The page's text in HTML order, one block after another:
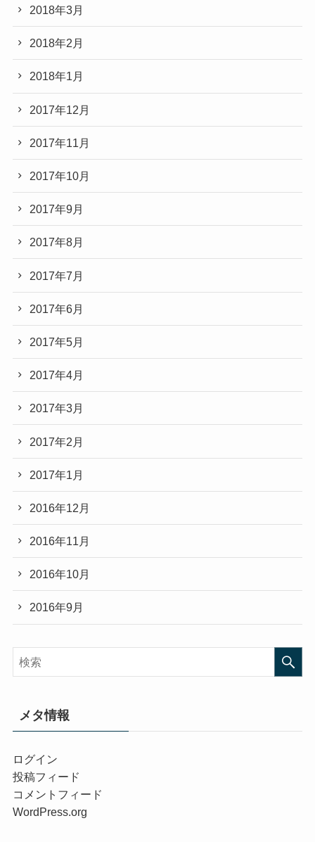
2018年3月
2018年2月
2018年1月
2017年12月
2017年11月
2017年10月
2017年9月
2017年8月
2017年7月
2017年6月
2017年5月
2017年4月
2017年3月
2017年2月
2017年1月
2016年12月
2016年11月
2016年10月
2016年9月
メタ情報
ログイン
投稿フィード
コメントフィード
WordPress.org